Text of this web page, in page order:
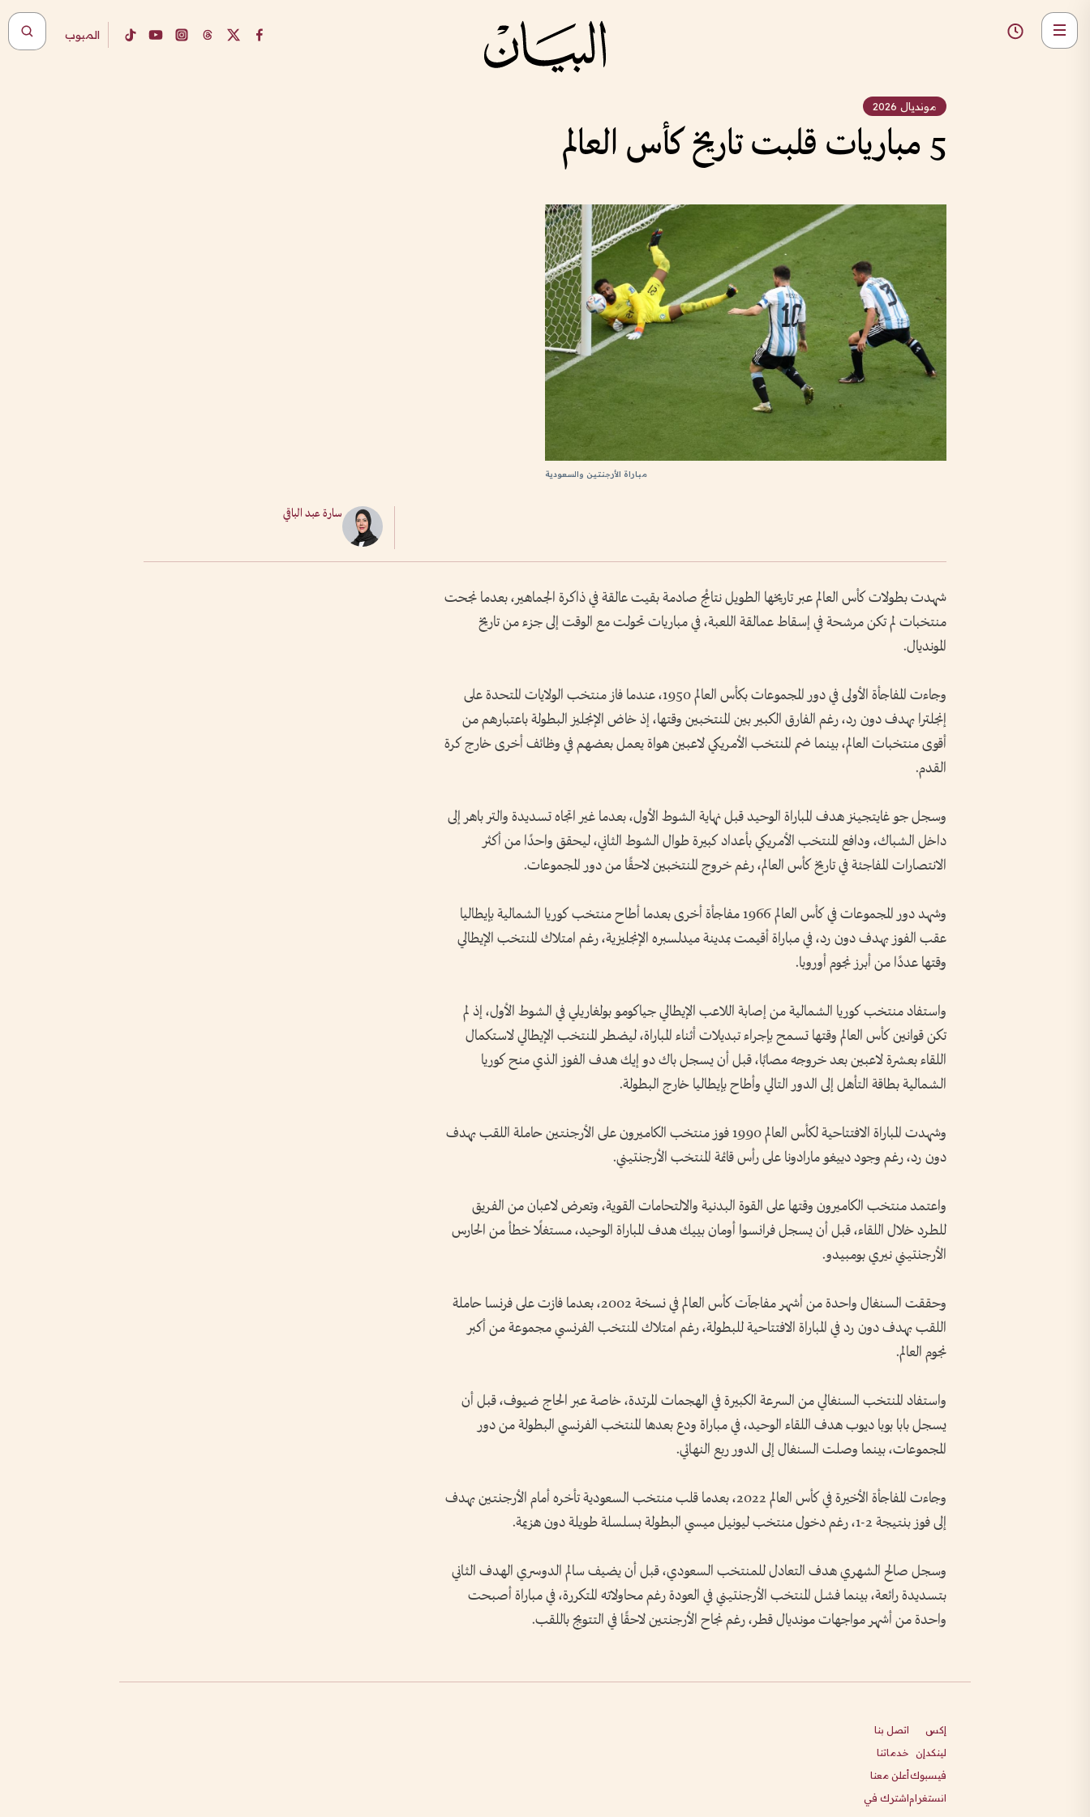
المبوب
مونديال 2026
5 مباريات قلبت تاريخ كأس العالم
مباراة الأرجنتين والسعودية
سارة عبد الباقي
شهدت بطولات كأس العالم عبر تاريخها الطويل نتائج صادمة بقيت عالقة في ذاكرة الجماهير، بعدما نجحت
منتخبات لم تكن مرشحة في إسقاط عمالقة اللعبة، في مباريات تحولت مع الوقت إلى جزء من تاريخ
المونديال.
وجاءت المفاجأة الأولى في دور المجموعات بكأس العالم 1950، عندما فاز منتخب الولايات المتحدة على
إنجلترا بهدف دون رد، رغم الفارق الكبير بين المنتخبين وقتها، إذ خاض الإنجليز البطولة باعتبارهم من
أقوى منتخبات العالم، بينما ضم المنتخب الأمريكي لاعبين هواة يعمل بعضهم في وظائف أخرى خارج كرة
القدم.
وسجل جو غايتجينز هدف المباراة الوحيد قبل نهاية الشوط الأول، بعدما غير اتجاه تسديدة والتر باهر إلى
داخل الشباك، ودافع المنتخب الأمريكي بأعداد كبيرة طوال الشوط الثاني، ليحقق واحدًا من أكثر
الانتصارات المفاجئة في تاريخ كأس العالم، رغم خروج المنتخبين لاحقًا من دور المجموعات.
وشهد دور المجموعات في كأس العالم 1966 مفاجأة أخرى بعدما أطاح منتخب كوريا الشمالية بإيطاليا
عقب الفوز بهدف دون رد، في مباراة أقيمت بمدينة ميدلسبره الإنجليزية، رغم امتلاك المنتخب الإيطالي
وقتها عددًا من أبرز نجوم أوروبا.
واستفاد منتخب كوريا الشمالية من إصابة اللاعب الإيطالي جياكومو بولغاريلي في الشوط الأول، إذ لم
تكن قوانين كأس العالم وقتها تسمح بإجراء تبديلات أثناء المباراة، ليضطر المنتخب الإيطالي لاستكمال
اللقاء بعشرة لاعبين بعد خروجه مصابًا، قبل أن يسجل باك دو إيك هدف الفوز الذي منح كوريا
الشمالية بطاقة التأهل إلى الدور التالي وأطاح بإيطاليا خارج البطولة.
وشهدت المباراة الافتتاحية لكأس العالم 1990 فوز منتخب الكاميرون على الأرجنتين حاملة اللقب بهدف
دون رد، رغم وجود دييغو مارادونا على رأس قائمة المنتخب الأرجنتيني.
واعتمد منتخب الكاميرون وقتها على القوة البدنية والالتحامات القوية، وتعرض لاعبان من الفريق
للطرد خلال اللقاء، قبل أن يسجل فرانسوا أومان بييك هدف المباراة الوحيد، مستغلًا خطأ من الحارس
الأرجنتيني نيري بومبيدو.
وحققت السنغال واحدة من أشهر مفاجآت كأس العالم في نسخة 2002، بعدما فازت على فرنسا حاملة
اللقب بهدف دون رد في المباراة الافتتاحية للبطولة، رغم امتلاك المنتخب الفرنسي مجموعة من أكبر
نجوم العالم.
واستفاد المنتخب السنغالي من السرعة الكبيرة في الهجمات المرتدة، خاصة عبر الحاج ضيوف، قبل أن
يسجل بابا بوبا ديوب هدف اللقاء الوحيد، في مباراة ودع بعدها المنتخب الفرنسي البطولة من دور
المجموعات، بينما وصلت السنغال إلى الدور ربع النهائي.
وجاءت المفاجأة الأخيرة في كأس العالم 2022، بعدما قلب منتخب السعودية تأخره أمام الأرجنتين بهدف
إلى فوز بنتيجة 2-1، رغم دخول منتخب ليونيل ميسي البطولة بسلسلة طويلة دون هزيمة.
وسجل صالح الشهري هدف التعادل للمنتخب السعودي، قبل أن يضيف سالم الدوسري الهدف الثاني
بتسديدة رائعة، بينما فشل المنتخب الأرجنتيني في العودة رغم محاولاته المتكررة، في مباراة أصبحت
واحدة من أشهر مواجهات مونديال قطر، رغم نجاح الأرجنتين لاحقًا في التتويج باللقب.
إكس
لينكدإن
فيسبوك
انستغرام
اتصل بنا
خدماتنا
أعلن معنا
اشترك في